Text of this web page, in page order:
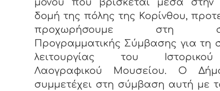
μόνου που βρίσκεται μέσα στην
δομή της πόλης της Κορίνθου,
προχωρήσουμε στη
Προγραμματικής Σύμβασης για τη
λειτουργίας του
Λαογραφικού Μουσείου. Ο
συμμετέχει στη σύμβαση αυτή με